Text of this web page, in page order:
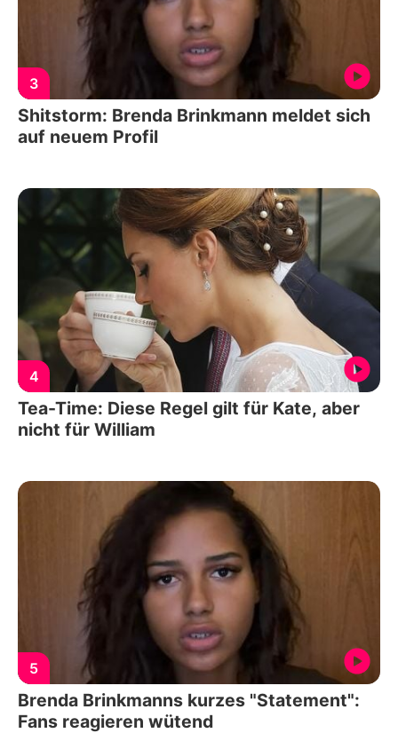
3
Shitstorm: Brenda Brinkmann meldet sich
auf neuem Profil
4
Tea-Time: Diese Regel gilt für Kate, aber
nicht für William
5
Brenda Brinkmanns kurzes "Statement":
Fans reagieren wütend